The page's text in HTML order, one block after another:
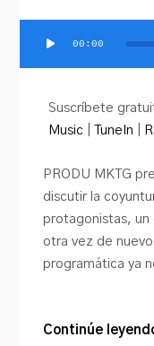
Reproductor
00:00
Suscríbete
Music
TuneIn
PRODU MKTG
discutir la
protagonistas, un
otra vez de
programática ya
Continúe